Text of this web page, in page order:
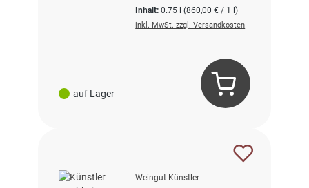
auf Lager
Inhalt:0.75 l(860,00 € / 1 l)
inkl. MwSt. zzgl. Versandkosten
Weingut Künstler